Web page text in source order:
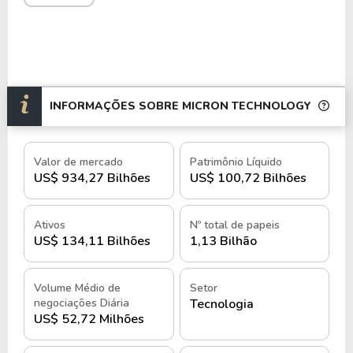
centros de pesquisa e escritórios comerciais em
diversas partes do mundo.
verticalmente integrada permite controle sobre
todas as etapas do processo produtivo,
garantindo qualidade, inovação e eficiência na
fabricação de semicondutores.
Com 40.000 funcionários, a empresa mantém uma
cultura de inovação contínua, focada em avanços
tecnológicos e adaptação às novas necessidades do
mercado.
A adoção de novas arquiteturas de memória e
INFORMAÇÕES SOBRE MICRON TECHNOLOGY
Valor de mercado
US$ 934,27 Bilhões
Patrimônio Líquido
US$ 100,72 Bilhões
Ativos
US$ 134,11 Bilhões
Nº total de papeis
1,13 Bilhão
Volume Médio de
negociações Diária
US$ 52,72 Milhões
Setor
Tecnologia